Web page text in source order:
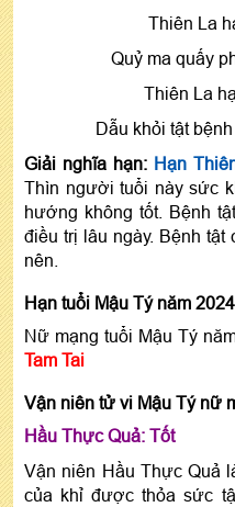
Thiên La
Quỷ ma quấy
Thiên La
Dẫu khỏi tật
Giải nghĩa hạn: Hạn
Thìn người tuổi này sức
hướng không tốt. Bệnh
điều trị lâu ngày. Bệnh
nên.
Hạn tuổi Mậu Tý năm
Nữ mạng tuổi Mậu Tý
Tam Tai
Vận niên tử vi Mậu Tý nữ
Hầu Thực Quả: Tốt
Vận niên Hầu Thực Quả
của khỉ được thỏa sức